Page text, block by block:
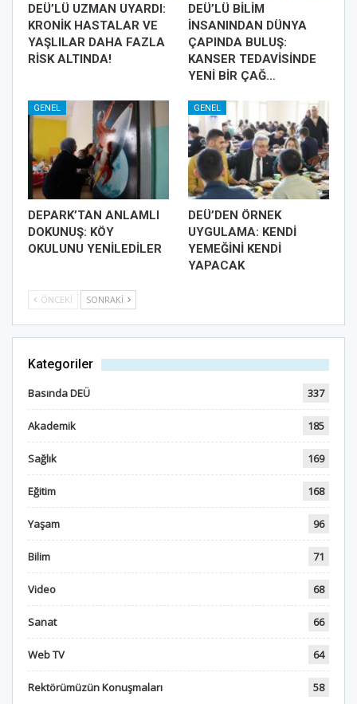
DEÜ’LÜ UZMAN UYARDI:
KRONİK HASTALAR VE
YAŞLILAR DAHA FAZLA
RİSK ALTINDA!
DEÜ’LÜ BİLİM
İNSANINDAN DÜNYA
ÇAPINDA BULUŞ:
KANSER TEDAVİSİNDE
YENİ BİR ÇAĞ…
GENEL
DEPARK’TAN ANLAMLI
DOKUNUŞ: KÖY
OKULUNU YENİLEDİLER
GENEL
DEÜ’DEN ÖRNEK
UYGULAMA: KENDİ
YEMEĞİNİ KENDİ
YAPACAK
ÖNCEKI SONRAKI
Kategoriler
Basında DEÜ 337
Akademik 185
Sağlık 169
Eğitim 168
Yaşam 96
Bilim 71
Video 68
Sanat 66
Web TV 64
Rektörümüzün Konuşmaları 58